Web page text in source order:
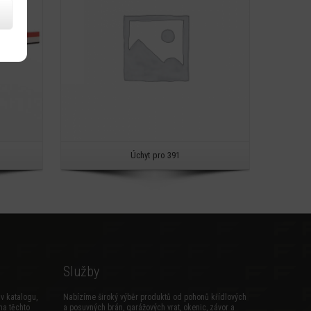
Úchyt pro 391
katalogu,
těchto
Služby
Nabízíme široký výběr produktů od pohonů křídlových
a posuvných brán, garážových vrat, okenic, závor a